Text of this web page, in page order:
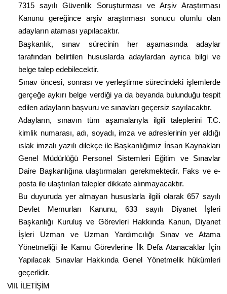
7315 sayılı Güvenlik Soruşturması ve Arşiv Araştırması
Kanunu gereğince arşiv araştırması sonucu olumlu olan
adayların ataması yapılacaktır.
Başkanlık, sınav sürecinin her aşamasında adaylar
tarafından belirtilen hususlarda adaylardan ayrıca bilgi ve
belge talep edebilecektir.
Sınav öncesi, sonrası ve yerleştirme sürecindeki işlemlerde
gerçeğe aykırı belge verdiği ya da beyanda bulunduğu tespit
edilen adayların başvuru ve sınavları geçersiz sayılacaktır.
Adayların, sınavın tüm aşamalarıyla ilgili taleplerini T.C.
kimlik numarası, adı, soyadı, imza ve adreslerinin yer aldığı
ıslak imzalı yazılı dilekçe ile Başkanlığımız İnsan Kaynakları
Genel Müdürlüğü Personel Sistemleri Eğitim ve Sınavlar
Daire Başkanlığına ulaştırmaları gerekmektedir. Faks ve e-
posta ile ulaştırılan talepler dikkate alınmayacaktır.
Bu duyuruda yer almayan hususlarla ilgili olarak 657 sayılı
Devlet Memurları Kanunu, 633 sayılı Diyanet İşleri
Başkanlığı Kuruluş ve Görevleri Hakkında Kanun, Diyanet
İşleri Uzman ve Uzman Yardımcılığı Sınav ve Atama
Yönetmeliği ile Kamu Görevlerine İlk Defa Atanacaklar İçin
Yapılacak Sınavlar Hakkında Genel Yönetmelik hükümleri
geçerlidir.
VIII. İLETİŞİM